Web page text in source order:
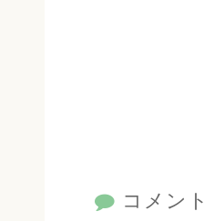
コメント